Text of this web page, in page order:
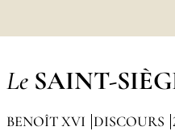
Le SAINT-
BENOÎT XVI DISCOURS